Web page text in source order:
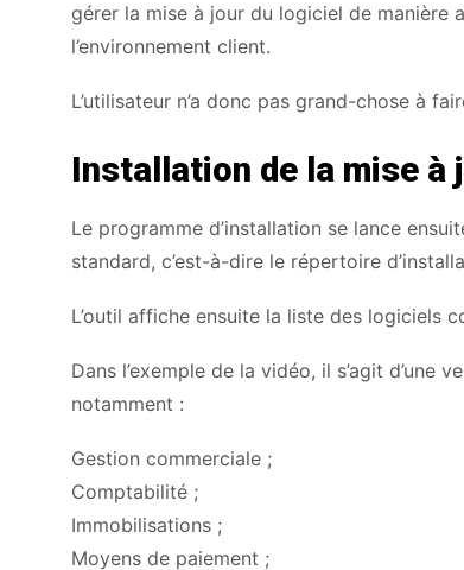
gérer la mise à jour du logiciel de manière
l’environnement client.
L’utilisateur n’a donc pas grand-chose à
Installation de la mise à
Le programme d’installation se lance
standard, c’est-à-dire le répertoire
L’outil affiche ensuite la liste des logiciels
Dans l’exemple de la vidéo, il s’agit d’une
notamment :
Gestion commerciale ;
Comptabilité ;
Immobilisations ;
Moyens de paiement ;